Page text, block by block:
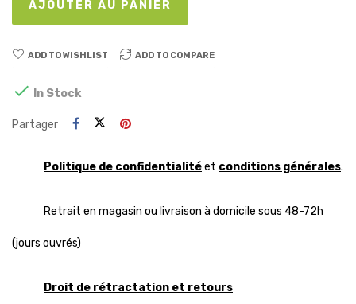
AJOUTER AU PANIER
ADD TO WISHLIST ADD TO COMPARE
 In Stock
Partager
Politique de confidentialitéet conditions générales.
Retrait en magasin ou livraison à domicile sous 48-72h
(jours ouvrés)
Droit de rétractation et retours